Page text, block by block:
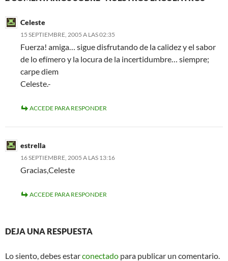
Celeste
15 SEPTIEMBRE, 2005 A LAS 02:35
Fuerza! amiga… sigue disfrutando de la calidez y el sabor
de lo efímero y la locura de la incertidumbre… siempre;
carpe diem
Celeste.-
ACCEDE PARA RESPONDER
estrella
16 SEPTIEMBRE, 2005 A LAS 13:16
Gracias,Celeste
ACCEDE PARA RESPONDER
DEJA UNA RESPUESTA
Lo siento, debes estarconectado para publicar un comentario.